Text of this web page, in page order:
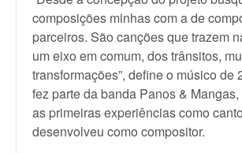
composições minhas com a de
parceiros. São canções que trazem
um eixo em comum, dos trânsitos,
transformações”, define o músico de
fez parte da banda Panos &
as primeiras experiências como
desenvolveu como compositor.